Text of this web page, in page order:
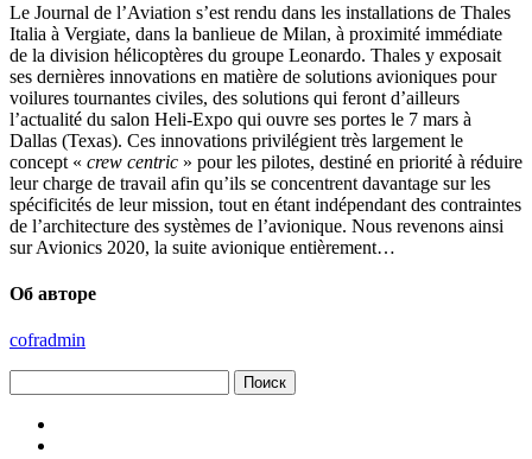
Le Journal de l’Aviation s’est rendu dans les installations de Thales
Italia à Vergiate, dans la banlieue de Milan, à proximité immédiate
de la division hélicoptères du groupe Leonardo. Thales y exposait
ses dernières innovations en matière de solutions avioniques pour
voilures tournantes civiles, des solutions qui feront d’ailleurs
l’actualité du salon Heli-Expo qui ouvre ses portes le 7 mars à
Dallas (Texas). Ces innovations privilégient très largement le
concept « crew centric » pour les pilotes, destiné en priorité à réduire
leur charge de travail afin qu’ils se concentrent davantage sur les
spécificités de leur mission, tout en étant indépendant des contraintes
de l’architecture des systèmes de l’avionique. Nous revenons ainsi
sur Avionics 2020, la suite avionique entièrement…
Об авторе
cofradmin